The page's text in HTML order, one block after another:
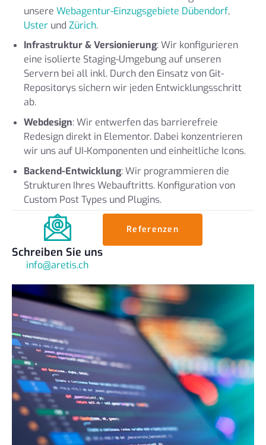
unsere Webagentur-Einzugsgebiete Dübendorf,
Uster und Zürich.
Infrastruktur & Versionierung: Wir konfigurieren
eine isolierte Staging-Umgebung auf unseren
Servern bei all inkl. Durch den Einsatz von Git-
Repositorys sichern wir jeden Entwicklungsschritt
ab.
Webdesign: Wir entwerfen das barrierefreie
Redesign direkt in Elementor. Dabei konzentrieren
wir uns auf UI-Komponenten und einheitliche Icons.
Backend-Entwicklung: Wir programmieren die
Strukturen Ihres Webauftritts. Konfiguration von
Custom Post Types und Plugins.
Schreiben Sie uns
info@aretis.ch
Referenzen